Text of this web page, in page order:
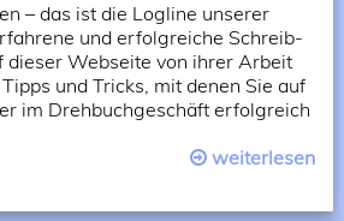
– das ist die Logline unserer
und erfolgreiche Schreib-
dieser Webseite von ihrer Arbeit
und Tricks, mit denen Sie auf
im Drehbuchgeschäft erfolgreich
weiterlesen